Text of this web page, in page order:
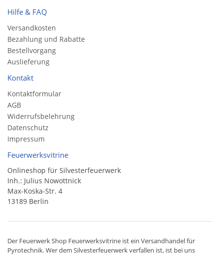
Hilfe & FAQ
Versandkosten
Bezahlung und Rabatte
Bestellvorgang
Auslieferung
Kontakt
Kontaktformular
AGB
Widerrufsbelehrung
Datenschutz
Impressum
Feuerwerksvitrine
Onlineshop für Silvesterfeuerwerk
Inh.: Julius Nowottnick
Max-Koska-Str. 4
13189 Berlin
Der Feuerwerk Shop Feuerwerksvitrine ist ein Versandhandelfür
Pyrotechnik. Wer dem Silvesterfeuerwerk verfallen ist, ist bei uns